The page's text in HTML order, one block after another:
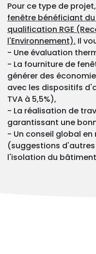
Pour ce type de projet,
fenêtre bénéficiant
qualification RGE
l'Environnement). Il
- Une évaluation
- La fourniture de
générer des
avec les dispositifs
TVA à 5,5%),
- La réalisation de
garantissant une
- Un conseil global
(suggestions
l'isolation du